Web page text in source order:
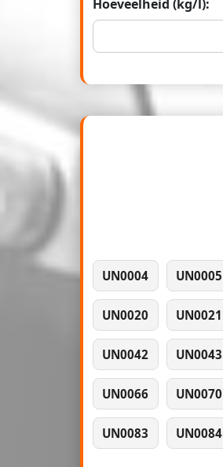
Hoeveelheid (kg/l):
UN0004 UN0005
UN0020 UN0021
UN0042 UN0043
UN0066 UN0070
UN0083 UN0084